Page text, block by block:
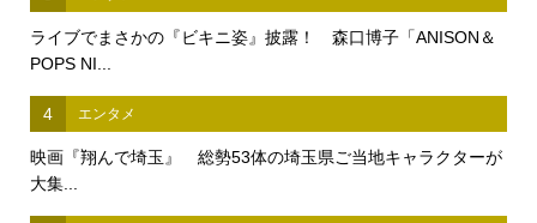
ライブでまさかの『ビキニ姿』披露！ 森口博子「ANISON＆
POPS NI...
4 エンタメ
映画『翔んで埼玉』 総勢53体の埼玉県ご当地キャラクターが
大集...